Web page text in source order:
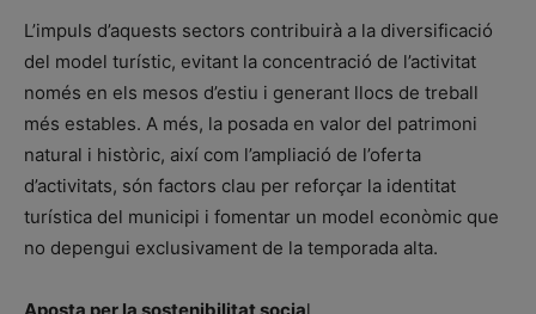
L’impuls d’aquests sectors contribuirà a la diversificació
del model turístic, evitant la concentració de l’activitat
només en els mesos d’estiu i generant llocs de treball
més estables. A més, la posada en valor del patrimoni
natural i històric, així com l’ampliació de l’oferta
d’activitats, són factors clau per reforçar la identitat
turística del municipi i fomentar un model econòmic que
no depengui exclusivament de la temporada alta.